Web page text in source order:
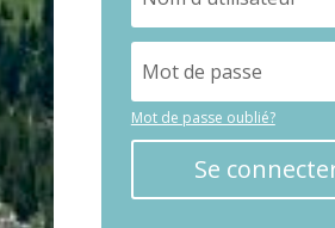
Mot de passe oublié?
Se